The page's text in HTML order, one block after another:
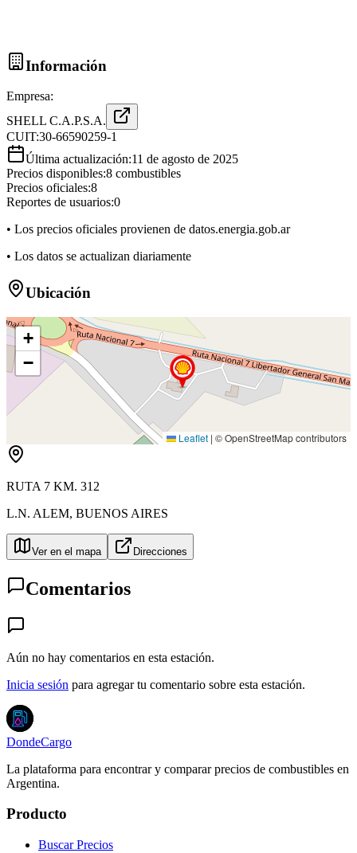
Información
Empresa:
SHELL C.A.P.S.A.
CUIT:30-66590259-1
Última actualización:11 de agosto de 2025
Precios disponibles:8 combustibles
Precios oficiales:8
Reportes de usuarios:0
• Los precios oficiales provienen de datos.energia.gob.ar
• Los datos se actualizan diariamente
Ubicación
+
−
Leaflet | © OpenStreetMap contributors
RUTA 7 KM. 312
L.N. ALEM, BUENOS AIRES
Ver en el mapa Direcciones
Comentarios
Aún no hay comentarios en esta estación.
Inicia sesión para agregar tu comentario sobre esta estación.
DondeCargo
La plataforma para encontrar y comparar precios de combustibles en
Argentina.
Producto
Buscar Precios